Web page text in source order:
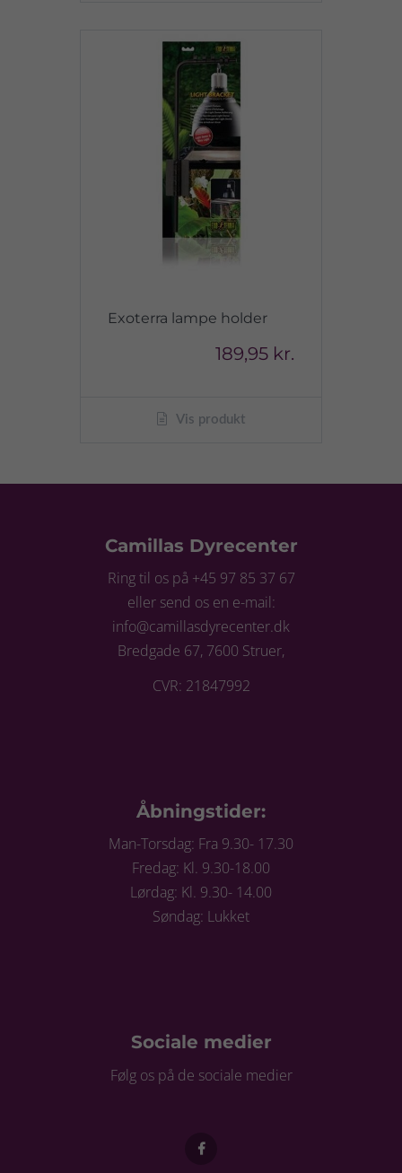
Exoterra lampe holder
189,95 kr.
Vis produkt
Camillas Dyrecenter
Ring til os på +45 97 85 37 67
eller send os en e-mail:
info@camillasdyrecenter.dk
Bredgade 67, 7600 Struer,
CVR: 21847992
Åbningstider:
Man-Torsdag: Fra 9.30- 17.30
Fredag: Kl. 9.30-18.00
Lørdag: Kl. 9.30- 14.00
Søndag: Lukket
Sociale medier
Følg os på de sociale medier